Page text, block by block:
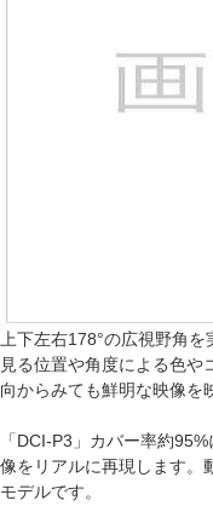
上下左右178°の広視野角
見る位置や角度による色
向からみても鮮明な映像を
「DCI-P3」カバー率約
像をリアルに再現します。
モデルです。